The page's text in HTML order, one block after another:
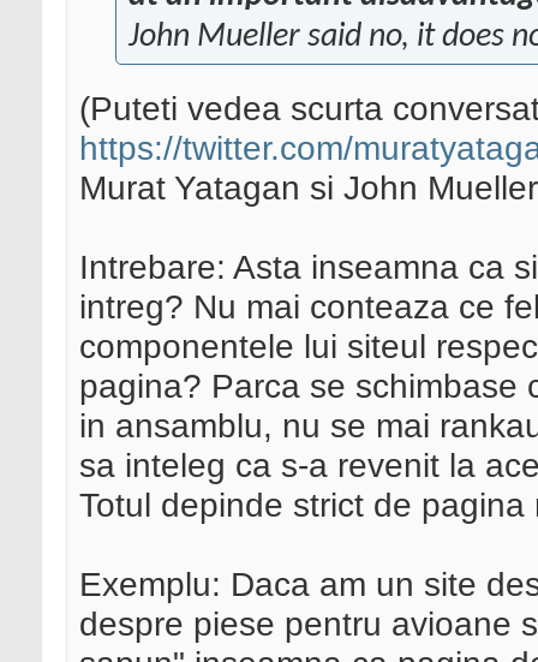
John Mueller said no, it does
(Puteti vedea scurta
https://twitter.com/
Murat Yatagan si John
Intrebare: Asta inseamna ca
intreg? Nu mai conteaza ce
componentele lui siteul
pagina? Parca se schimbase
in ansamblu, nu se mai
sa inteleg ca s-a revenit la
Totul depinde strict de pagina
Exemplu: Daca am un site
despre piese pentru avioane